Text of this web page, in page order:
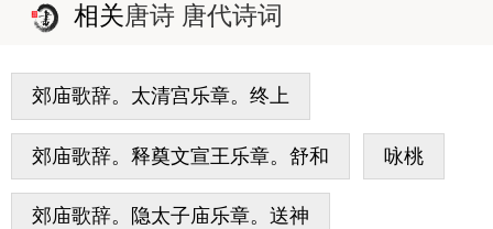
相关唐诗 唐代诗词
郊庙歌辞。太清宫乐章。终上
郊庙歌辞。释奠文宣王乐章。舒和 咏桃
郊庙歌辞。隐太子庙乐章。送神